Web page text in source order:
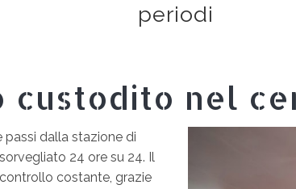
periodi
custodito nel
dalla stazione di
24 ore su 24. Il
costante, grazie